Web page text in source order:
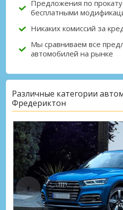
Предложения по
бесплатными
Никаких комиссий за
Мы сравниваем все
автомобилей на рынке
Различные категории
Фредериктон